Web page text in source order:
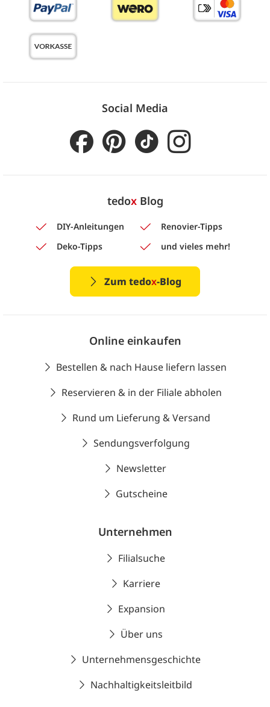
Social Media
tedoxBlog
DIY-Anleitungen
Renovier-Tipps
Deko-Tipps
und vieles mehr!
Zum tedox-Blog
Online einkaufen
Bestellen & nach Hause liefern lassen
Reservieren & in der Filiale abholen
Rund um Lieferung & Versand
Sendungsverfolgung
Newsletter
Gutscheine
Unternehmen
Filialsuche
Karriere
Expansion
Über uns
Unternehmensgeschichte
Nachhaltigkeitsleitbild